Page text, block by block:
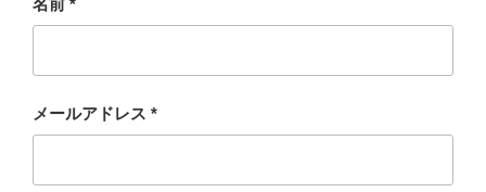
メールアドレス *